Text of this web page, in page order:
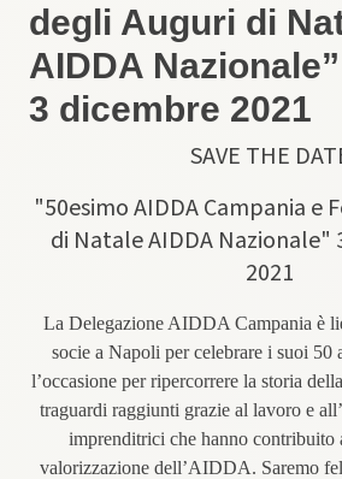
degli Auguri di
AIDDA
3 dicembre 2021
SAVE THE
"50​esimo ​AIDDA Campania e
di Natale AIDDA Nazionale"
2021
La Delegazione AIDDA Campania è
socie a Napoli per celebrare i suoi 50
l’occasione per ripercorrere la storia
traguardi raggiunti grazie al lavoro e
imprenditrici che hanno contribuito
valorizzazione dell’AID​DA​. Saremo